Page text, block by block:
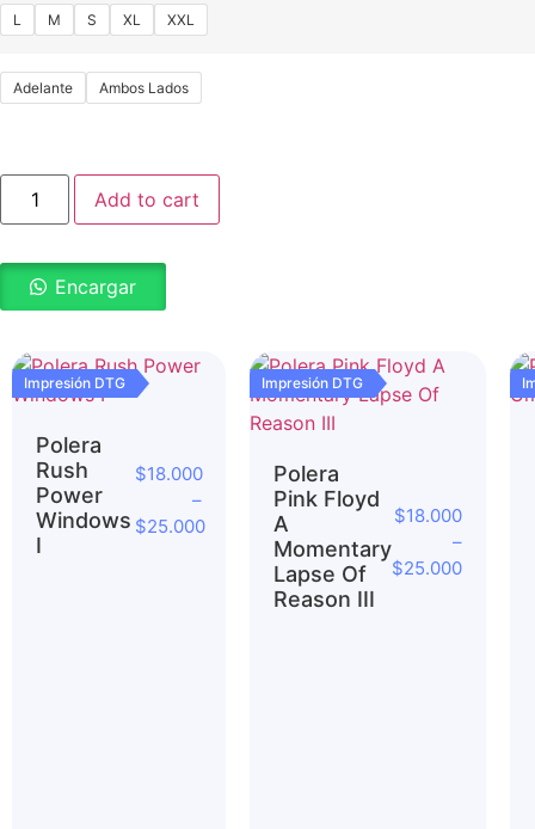
L M S XL XXL
Adelante Ambos Lados
Add to cart
Encargar
Impresión DTG
Polera
Rush
Power
Windows
I
$18.000
–
$25.000
Impresión DTG
Polera
Pink Floyd
A
Momentary
Lapse Of
Reason III
$18.000
–
$25.000